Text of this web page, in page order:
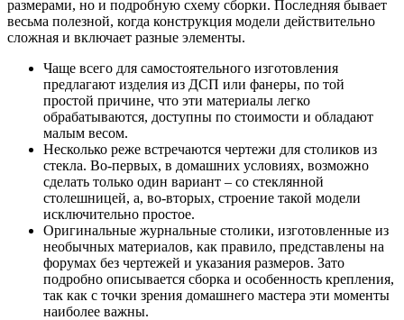
размерами, но и подробную схему сборки. Последняя бывает
весьма полезной, когда конструкция модели действительно
сложная и включает разные элементы.
Чаще всего для самостоятельного изготовления
предлагают изделия из ДСП или фанеры, по той
простой причине, что эти материалы легко
обрабатываются, доступны по стоимости и обладают
малым весом.
Несколько реже встречаются чертежи для столиков из
стекла. Во-первых, в домашних условиях, возможно
сделать только один вариант – со стеклянной
столешницей, а, во-вторых, строение такой модели
исключительно простое.
Оригинальные журнальные столики, изготовленные из
необычных материалов, как правило, представлены на
форумах без чертежей и указания размеров. Зато
подробно описывается сборка и особенность крепления,
так как с точки зрения домашнего мастера эти моменты
наиболее важны.